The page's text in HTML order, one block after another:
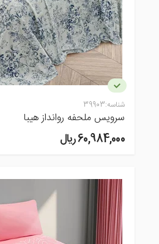
شناسه:39903
سرویس ملحفه روانداز هیبا
60,984,000 ريال